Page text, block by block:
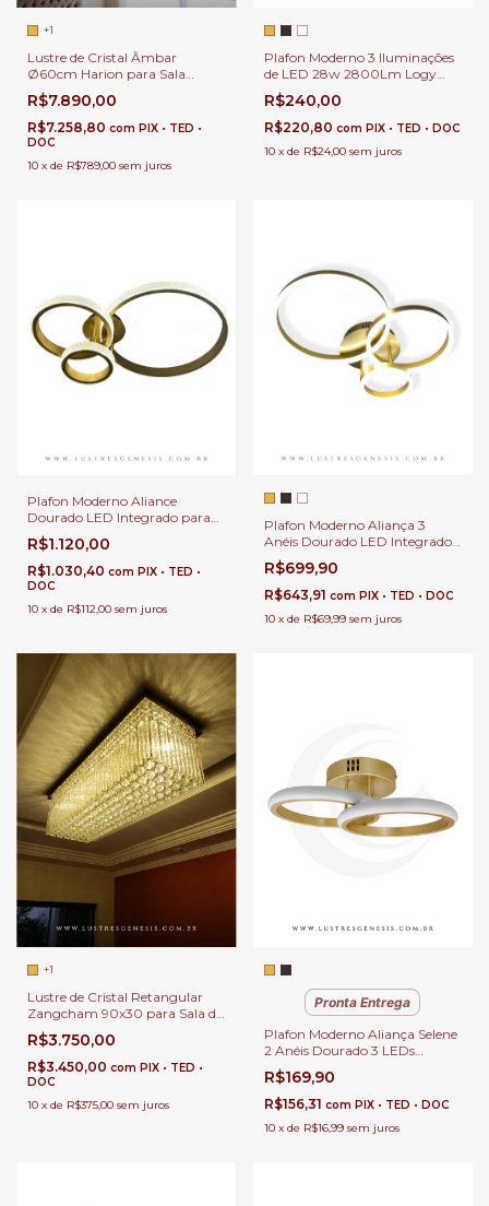
+1
Lustre de Cristal Âmbar
Ø60cm Harion para Sala
Jantar | Sala de Estar | Hall de
Entrada | Quartos
R$7.890,00
R$7.258,80 com PIX • TED •
DOC
10 x de R$789,00 sem juros
Plafon Moderno 3 Iluminações
de LED 28w 2800Lm Logy
Dourado Redondo Ø39cm
Para Sala, Corredor e Quarto
R$240,00
R$220,80 com PIX • TED • DOC
10 x de R$24,00 sem juros
Plafon Moderno Aliance
Dourado LED Integrado para
Quartos, Sala de Estar, Hall de
Entrada, Escritório e Sala de
Jantar
R$1.120,00
R$1.030,40 com PIX • TED •
DOC
10 x de R$112,00 sem juros
Plafon Moderno Aliança 3
Anéis Dourado LED Integrado
para Quartos, Sala de Estar,
Hall de Entrada, Escritório,
Lavabos
R$699,90
R$643,91 com PIX • TED • DOC
10 x de R$69,99 sem juros
+1
Lustre de Cristal Retangular
Zangcham 90x30 para Sala de
Jantar e Sala de Estar
R$3.750,00
R$3.450,00 com PIX • TED •
DOC
10 x de R$375,00 sem juros
Pronta Entrega
Plafon Moderno Aliança Selene
2 Anéis Dourado 3 LEDs
Integrado para Quartos, Sala
de Estar, Hall de Entrada,
Escritório, Lavabos e Sala de
Jantar
R$169,90
R$156,31 com PIX • TED • DOC
10 x de R$16,99 sem juros